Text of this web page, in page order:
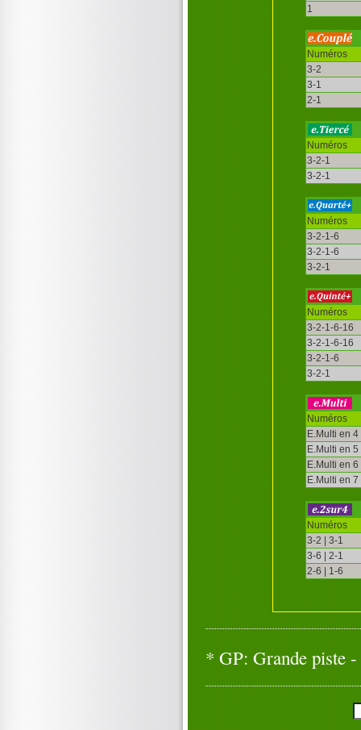
1
Numéros
3-2
3-1
2-1
Numéros
3-2-1
3-2-1
Numéros
3-2-1-6
3-2-1-6
3-2-1
Numéros
3-2-1-6-16
3-2-1-6-16
3-2-1-6
3-2-1
Numéros
E.Multi en 4
E.Multi en 5
E.Multi en 6
E.Multi en 7
Numéros
3-2 | 3-1
3-6 | 2-1
2-6 | 1-6
* GP: Grande piste